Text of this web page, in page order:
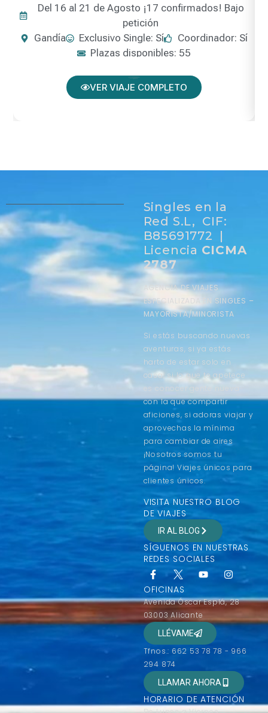
Del 16 al 21 de Agosto ¡17 confirmados! Bajo
petición
Gandía
Exclusivo Single: Sí
Coordinador: Sí
Plazas disponibles: 55
VER VIAJE C0MPLETO
Singles en la
Red S.L, CIF:
B85691772 |
Licencia CICMA
2787
AGENCIA DE VIAJES
ESPECIALIZADA EN SINGLES –
MAYORISTA/MINORISTA
Si estás buscando nuevas
aventuras, si ya estás
harto de estar solo en
casa, si lo que te apetece
es conocer gente nueva
con la que compartir
aficiones, si adoras viajar y
aprovechas la mínima
para cambiar de aires
¡Nosotros somos tu
página! Viajes únicos para
clientes únicos.
VISITA NUESTRO BLOG
DE VIAJES
IR AL BLOG
SÍGUENOS EN NUESTRAS
REDES SOCIALES
OFICINAS
Avenida Óscar Esplá, 28
03003 Alicante
LLÉVAME
Tfnos.: 662 53 78 78 - 966
294 874
LLAMAR AHORA
HORARIO DE ATENCIÓN